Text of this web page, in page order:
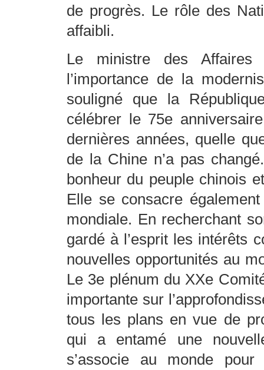
de progrès. Le rôle des
affaibli.
Le ministre des
l’importance de la
souligné que la
célébrer le 75e
dernières années, quelle
de la Chine n’a pas
bonheur du peuple chinois
Elle se consacre
mondiale. En recherchant
gardé à l’esprit les intérêts
nouvelles opportunités au
Le 3e plénum du XXe
importante sur
tous les plans en vue de
qui a entamé une
s’associe au monde